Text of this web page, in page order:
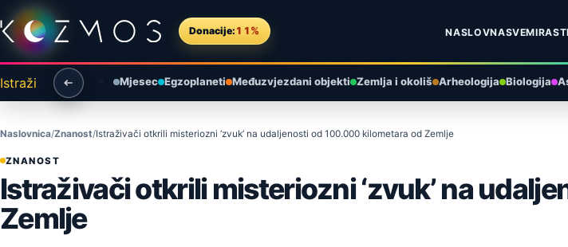
Preskoči na sadržaj
Donacije: 11% NASLOVNASVEMIR
Istraži Mjesec Egzoplaneti Međuzvjezdani objekti Zemlja i okoliš Arheologija Biologija
Naslovnica Znanost Istraživači otkrili misteriozni ‘zvuk’ na udaljenosti od 100.000 kilometara od Zemlje
ZNANOST
Istraživači otkrili misteriozni ‘zvuk’ na
Zemlje